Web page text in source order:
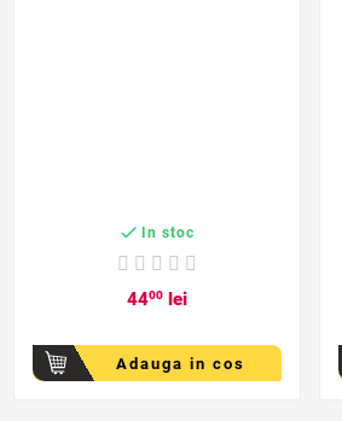
 In stoc
4400lei
Adauga in cos